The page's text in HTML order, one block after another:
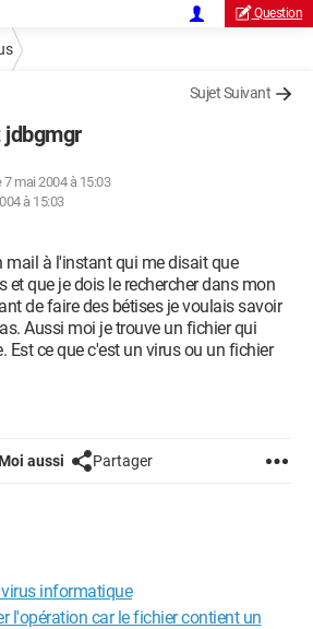
Question
Sujet Suivant
jdbgmgr
7 mai 2004 à 15:03
à 15:03
mail à l'instant qui me disait que
et que je dois le rechercher dans mon
de faire des bétises je voulais savoir
Aussi moi je trouve un fichier qui
Est ce que c'est un virus ou un fichier
Moi aussi Partager
informatique
l'opération car le fichier contient un